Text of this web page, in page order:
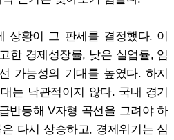
상황이 그 판세를 결정했다. 이
한 경제성장률, 낮은 실업률, 임
가능성의 기대를 높였다. 하지
는 낙관적이지 않다. 국내 경기
반등해 V자형 곡선을 그려야 하
다시 상승하고, 경제위기는 심